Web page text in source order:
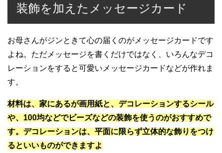
装飾を加えたメッセージカード
お母さんがジンときて心の届くのがメッセージカードです
よね。ただメッセージを書くだけではなく、いろんなデコ
レーションをすると可愛いメッセージカードなどが作れま
す。
材料は、家にあるが画用紙と、デコレーションするシール
や、100均などでビーズなどの装飾を使うのがおすすめで
す。デコレーションは、平面に限らず立体的な飾りをつけ
るといいものができますよ